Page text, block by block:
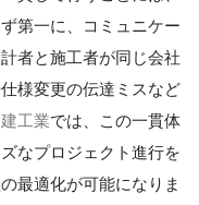
第一に、コミュニケー
者と施工者が同じ会社
様変更の伝達ミスなど
工業では、この一貫体
なプロジェクト進行を
最適化が可能になりま